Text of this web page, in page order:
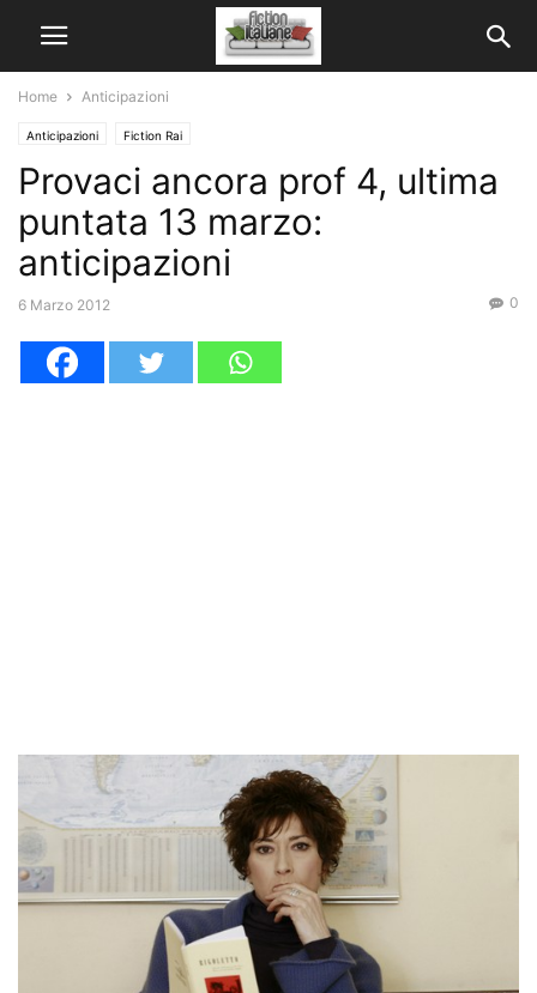
Home Anticipazioni
Anticipazioni Fiction Rai
Provaci ancora prof 4, ultima
puntata 13 marzo:
anticipazioni
6 Marzo 2012 0